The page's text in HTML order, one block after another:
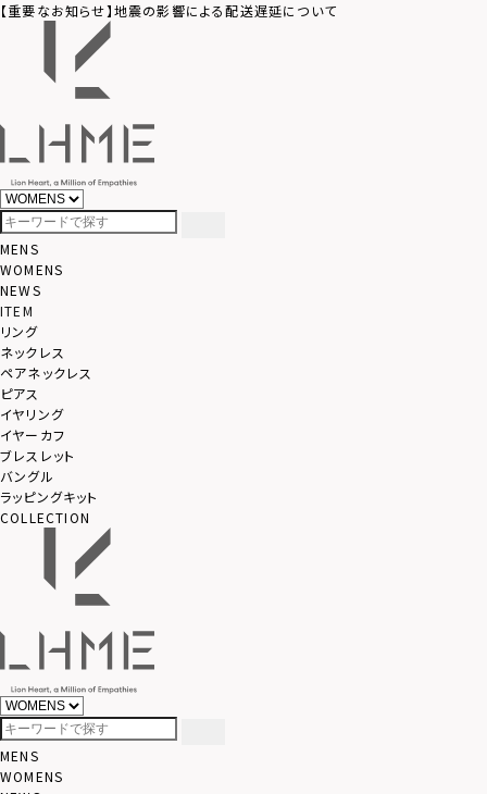
【重要なお知らせ】地震の影響による配送遅延について
MENS
WOMENS
NEWS
ITEM
リング
ネックレス
ペアネックレス
ピアス
イヤリング
イヤーカフ
ブレスレット
バングル
ラッピングキット
COLLECTION
MENS
WOMENS